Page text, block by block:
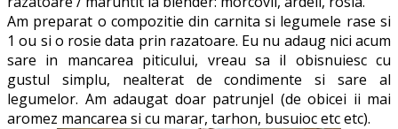
Am preparat o compozitie din carnita si legumele rase si
1 ou si o rosie data prin razatoare. Eu nu adaug nici acum
sare in mancarea piticului, vreau sa il obisnuiesc cu
gustul simplu, nealterat de condimente si sare al
legumelor. Am adaugat doar patrunjel (de obicei ii mai
aromez mancarea si cu marar, tarhon, busuioc etc etc).